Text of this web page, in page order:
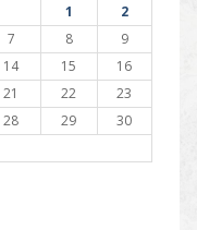
1
2
7 8
9
14 15
16
21 22
23
28 29
30